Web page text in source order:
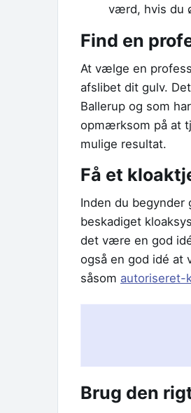
værd, hvis du
Find en
At vælge en
afslibet dit gulv.
Ballerup og som
opmærksom på at
mulige resultat.
Få et
Inden du
beskadiget
det være en god
også en god idé at
såsom autoriseret-
Brug den